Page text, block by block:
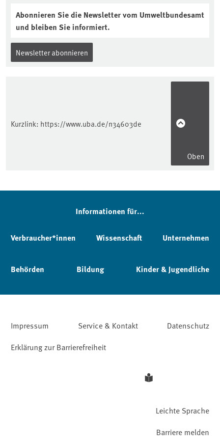
Abonnieren Sie die Newsletter vom Umweltbundesamt
und bleiben Sie informiert.
Newsletter abonnieren
Kurzlink: https://www.uba.de/n34603de
Oben
Informationen für...
Verbraucher*innen Wissenschaft Unternehmen
Behörden Bildung Kinder & Jugendliche
Impressum Service & Kontakt
Datenschutz
Erklärung zur Barrierefreiheit
Leichte Sprache
Barriere melden